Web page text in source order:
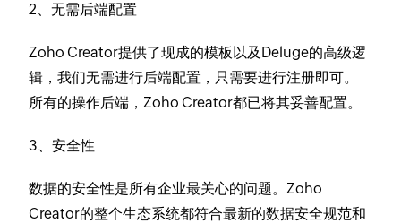
2、无需后端配置
Zoho Creator提供了现成的模板以及Deluge的高级逻
辑，我们无需进行后端配置，只需要进行注册即可。
所有的操作后端，Zoho Creator都已将其妥善配置。
3、安全性
数据的安全性是所有企业最关心的问题。Zoho
Creator的整个生态系统都符合最新的数据安全规范和